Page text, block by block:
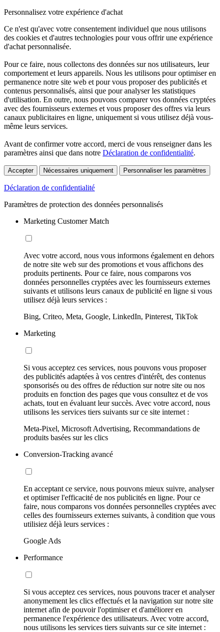
Personnalisez votre expérience d'achat
Ce n'est qu'avec votre consentement individuel que nous utilisons
des cookies et d'autres technologies pour vous offrir une expérience
d'achat personnalisée.
Pour ce faire, nous collectons des données sur nos utilisateurs, leur
comportement et leurs appareils. Nous les utilisons pour optimiser en
permanence notre site web et pour vous proposer des publicités et
contenus personnalisés, ainsi que pour analyser les statistiques
d'utilisation. En outre, nous pouvons comparer vos données cryptées
avec des fournisseurs externes et vous proposer des offres via leurs
canaux publicitaires en ligne, uniquement si vous utilisez déjà vous-
même leurs services.
Avant de confirmer votre accord, merci de vous renseigner dans les
paramètres ainsi que dans notre Déclaration de confidentialité.
Accepter Nécessaires uniquement Personnaliser les paramètres
Déclaration de confidentialité
Paramètres de protection des données personnalisés
Marketing Customer Match
Avec votre accord, nous vous informons également en dehors
de notre site web sur des promotions et vous affichons des
produits pertinents. Pour ce faire, nous comparons vos
données personnelles cryptées avec les fournisseurs externes
suivants et utilisons leurs canaux de publicité en ligne si vous
utilisez déjà leurs services :
Bing, Criteo, Meta, Google, LinkedIn, Pinterest, TikTok
Marketing
Si vous acceptez ces services, nous pouvons vous proposer
des publicités adaptées à vos centres d'intérêt, des contenus
sponsorisés ou des offres de réduction sur notre site ou nos
produits en fonction des pages que vous consultez et de vos
achats, tout en évaluant leur succès. Avec votre accord, nous
utilisons les services tiers suivants sur ce site internet :
Meta-Pixel, Microsoft Advertising, Recommandations de
produits basées sur les clics
Conversion-Tracking avancé
En acceptant ce service, nous pouvons mieux suivre, analyser
et optimiser l'efficacité de nos publicités en ligne. Pour ce
faire, nous comparons vos données personnelles cryptées avec
celles des fournisseurs externes suivants, à condition que vous
utilisiez déjà leurs services :
Google Ads
Performance
Si vous acceptez ces services, nous pouvons tracer et analyser
anonymement les clics effectués et la navigation sur notre site
internet afin de pouvoir l'optimiser et d'améliorer en
permanence l'expérience des utilisateurs. Avec votre accord,
nous utilisons les services tiers suivants sur ce site internet :